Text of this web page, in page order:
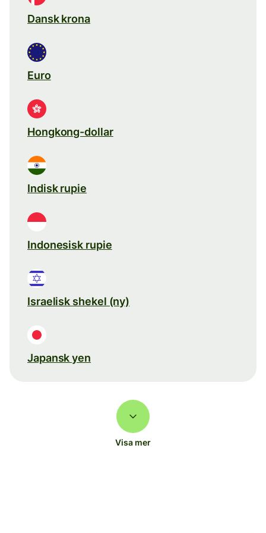
Dansk krona
Euro
Hongkong-dollar
Indisk rupie
Indonesisk rupie
Israelisk shekel (ny)
Japansk yen
Visa mer